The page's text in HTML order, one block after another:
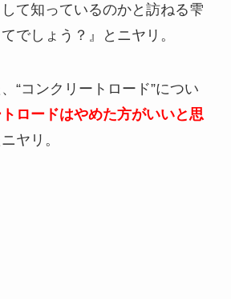
て知っているのかと訪ねる雫
でしょう？』とニヤリ。
“コンクリートロード”につい
トロードはやめた方がいいと思
ヤリ。